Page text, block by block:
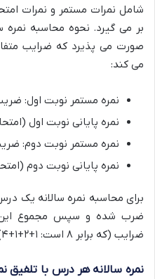
شامل نمرات مستمر و نمرات
بر می گیرد. نحوه محاسبه
صورت می پذیرد که ضرایب
می کند:
نمره مستمر نوبت اول:
نمره پایانی نوبت اول
نمره مستمر نوبت دوم:
نمره پایانی نوبت دوم
برای محاسبه نمره سالانه یک
ضرب شده و سپس مجموع
ضرایب (که برابر ۸ است: ۱+۲+۱+۴) تقسیم می شود.
نمره سالانه هر درس با تلفیق